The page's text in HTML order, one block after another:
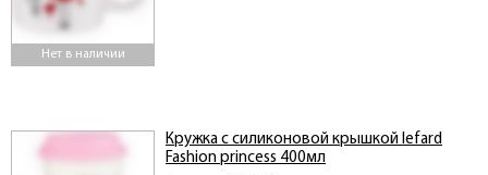
Нет в наличии
Кружка с силиконовой крышкой lefard
Fashion princess 400мл